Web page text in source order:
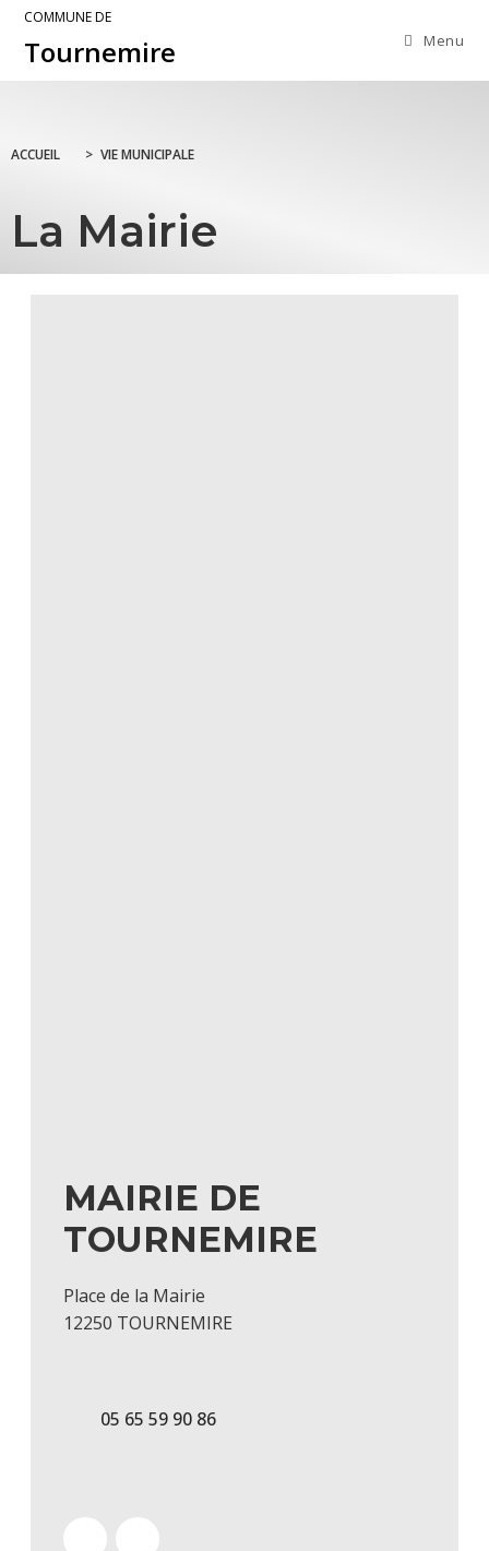
COMMUNE DE
Tournemire Menu
ACCUEIL > VIE MUNICIPALE
La Mairie
MAIRIE DE
TOURNEMIRE
Place de la Mairie
12250 TOURNEMIRE
05 65 59 90 86